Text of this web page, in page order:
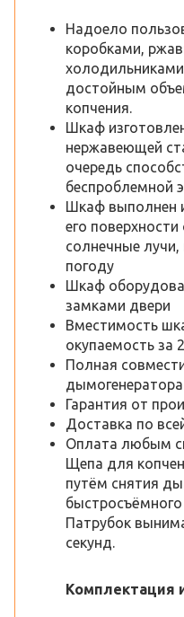
Надоело
коробками,
достойным
копчения.
Шкаф
нержавеющей
очередь
беспроблемной
Шкаф выполнен
его
солнечные лучи,
погоду
Шкаф
замками двери
Вместимость
окупаемость за
Полная
Гарантия от
Доставка по
Оплата любым
Щепа для
путём снятия
Патрубок
секунд.
Комплектация